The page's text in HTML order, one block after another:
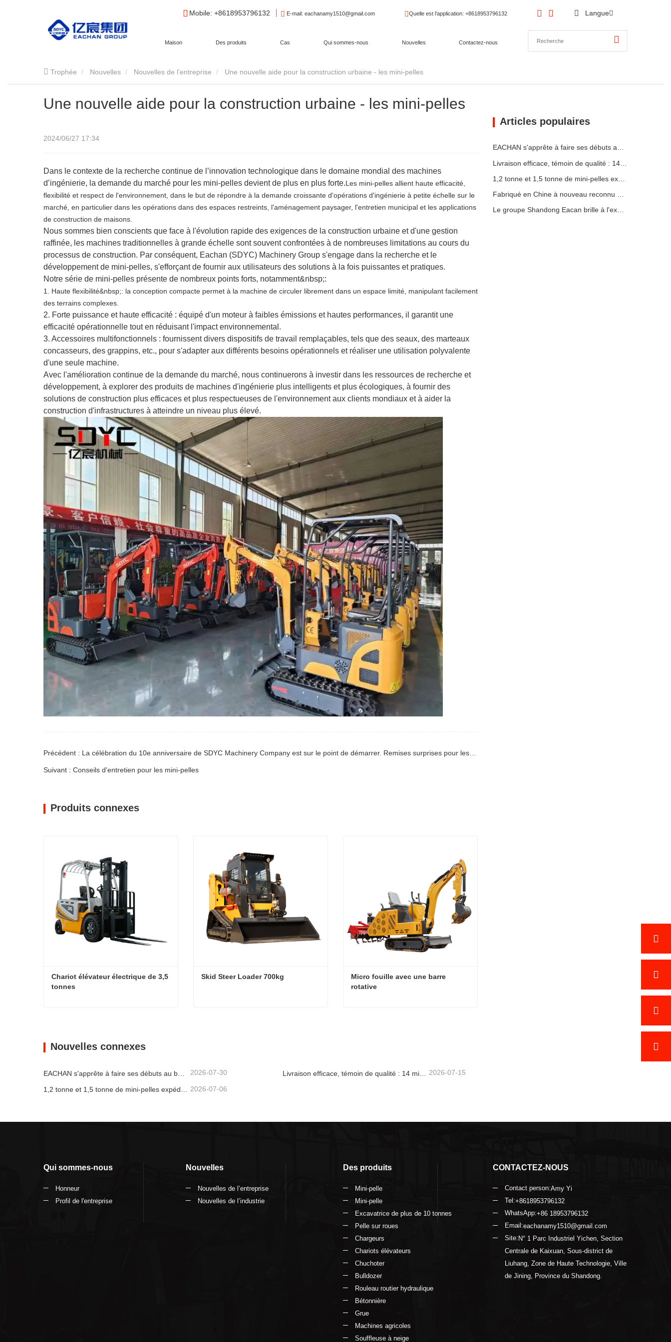
Maison Des produits Cas Qui sommes-nous Nouvelles Contactez-nous
Mobile: +8618953796132 E-mail: eachanamy1510@gmail.com Quelle est l'application: +8618953796132 Langue
Trophée Nouvelles Nouvelles de l’entreprise Une nouvelle aide pour la construction urbaine - les mini-pelles
Une nouvelle aide pour la construction urbaine - les mini-pelles
2024/06/27 17:34
Dans le contexte de la recherche continue de l’innovation technologique dans le domaine mondial des machines
d’ingénierie, la demande du marché pour les mini-pelles devient de plus en plus forte.Les mini-pelles allient haute efficacité,
flexibilité et respect de l'environnement, dans le but de répondre à la demande croissante d'opérations d'ingénierie à petite échelle sur le
marché, en particulier dans les opérations dans des espaces restreints, l'aménagement paysager, l'entretien municipal et les applications
de construction de maisons.
Nous sommes bien conscients que face à l'évolution rapide des exigences de la construction urbaine et d'une gestion
raffinée, les machines traditionnelles à grande échelle sont souvent confrontées à de nombreuses limitations au cours du
processus de construction. Par conséquent, Eachan (SDYC) Machinery Group s'engage dans la recherche et le
développement de mini-pelles, s'efforçant de fournir aux utilisateurs des solutions à la fois puissantes et pratiques.
Notre série de mini-pelles présente de nombreux points forts, notamment&nbsp;:
1. Haute flexibilité&nbsp;: la conception compacte permet à la machine de circuler librement dans un espace limité, manipulant facilement
des terrains complexes.
2. Forte puissance et haute efficacité : équipé d'un moteur à faibles émissions et hautes performances, il garantit une
efficacité opérationnelle tout en réduisant l'impact environnemental.
3. Accessoires multifonctionnels : fournissent divers dispositifs de travail remplaçables, tels que des seaux, des marteaux
concasseurs, des grappins, etc., pour s'adapter aux différents besoins opérationnels et réaliser une utilisation polyvalente
d'une seule machine.
Avec l'amélioration continue de la demande du marché, nous continuerons à investir dans les ressources de recherche et
développement, à explorer des produits de machines d'ingénierie plus intelligents et plus écologiques, à fournir des
solutions de construction plus efficaces et plus respectueuses de l'environnement aux clients mondiaux et à aider la
construction d'infrastructures à atteindre un niveau plus élevé.
Précédent : La célébration du 10e anniversaire de SDYC Machinery Company est sur le point de démarrer. Remises surprises pour les mini-pelles diesel, restez à l’écoute&nbsp;!
Suivant : Conseils d'entretien pour les mini-pelles
Produits connexes
Chariot élévateur électrique de 3,5
tonnes
Skid Steer Loader 700kg
Micro fouille avec une barre
rotative
Nouvelles connexes
2026-07-30 Livraison efficace, témoin de qualité : 14 mini-pelles de 1,8 tonne ont été expédiées avec succès ! 2026-07-15
2026-07-06
Articles populaires
EACHAN s'apprête à faire ses débuts au bauma CHINA 2026, apportant à Shanghai des réalisations innovantes dans le domaine des petites machines de construction
Le groupe Shandong Eacan brille à l'exposition hongroise
Qui sommes-nous
Honneur
Profil de l'entreprise
Nouvelles
Nouvelles de l’entreprise
Nouvelles de l’industrie
Des produits
Mini-pelle
Mini-pelle
Excavatrice de plus de 10 tonnes
Pelle sur roues
Chargeurs
Chariots élévateurs
Chuchoter
Bulldozer
Rouleau routier hydraulique
Bétonnière
Grue
Machines agricoles
Souffleuse à neige
CONTACTEZ-NOUS
Contact person:Amy Yi
Tel:+8618953796132
WhatsApp:+86 18953796132
Email:eachanamy1510@gmail.com
Site:N° 1 Parc Industriel Yichen, Section
Centrale de Kaixuan, Sous-district de
Liuhang, Zone de Haute Technologie, Ville
de Jining, Province du Shandong.